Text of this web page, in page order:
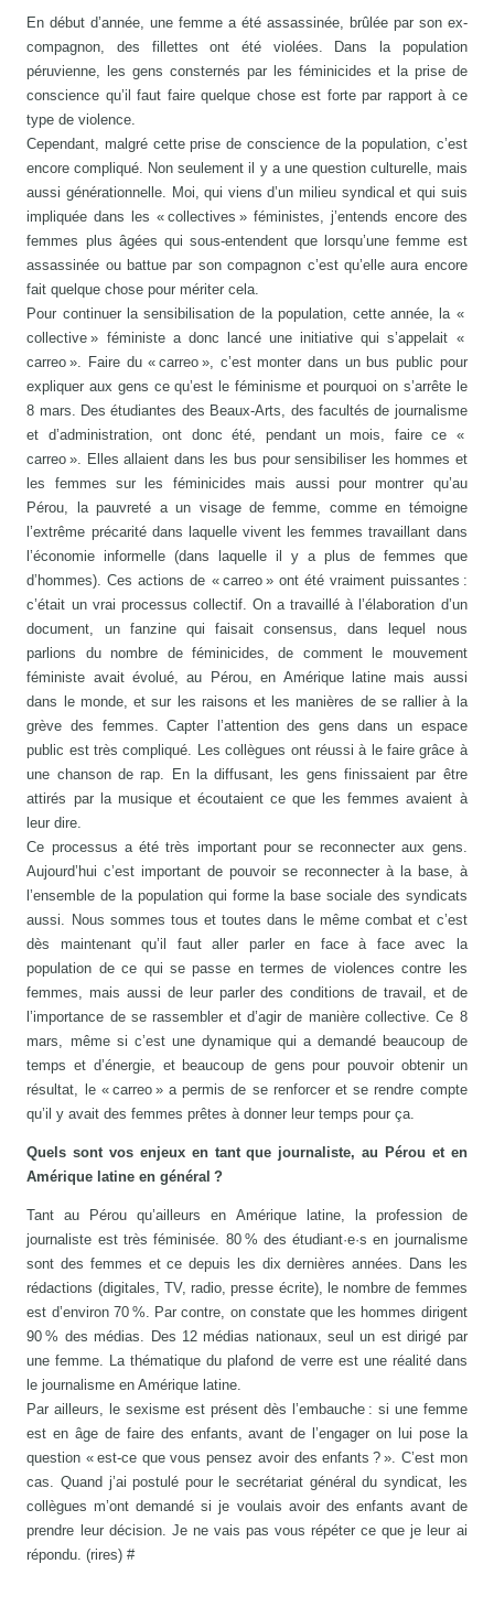
En début d’année, une femme a été assassinée, brûlée par son ex-
compagnon, des fillettes ont été violées. Dans la population
péruvienne, les gens consternés par les féminicides et la prise de
conscience qu’il faut faire quelque chose est forte par rapport à ce
type de violence.
Cependant, malgré cette prise de conscience de la population, c’est
encore compliqué. Non seulement il y a une question culturelle, mais
aussi générationnelle. Moi, qui viens d’un milieu syndical et qui suis
impliquée dans les « collectives » féministes, j’entends encore des
femmes plus âgées qui sous-entendent que lorsqu’une femme est
assassinée ou battue par son compagnon c’est qu’elle aura encore
fait quelque chose pour mériter cela.
Pour continuer la sensibilisation de la population, cette année, la «
collective » féministe a donc lancé une initiative qui s’appelait «
carreo ». Faire du « carreo », c’est monter dans un bus public pour
expliquer aux gens ce qu’est le féminisme et pourquoi on s’arrête le
8 mars. Des étudiantes des Beaux-Arts, des facultés de journalisme
et d’administration, ont donc été, pendant un mois, faire ce «
carreo ». Elles allaient dans les bus pour sensibiliser les hommes et
les femmes sur les féminicides mais aussi pour montrer qu’au
Pérou, la pauvreté a un visage de femme, comme en témoigne
l’extrême précarité dans laquelle vivent les femmes travaillant dans
l’économie informelle (dans laquelle il y a plus de femmes que
d’hommes). Ces actions de « carreo » ont été vraiment puissantes :
c’était un vrai processus collectif. On a travaillé à l’élaboration d’un
document, un fanzine qui faisait consensus, dans lequel nous
parlions du nombre de féminicides, de comment le mouvement
féministe avait évolué, au Pérou, en Amérique latine mais aussi
dans le monde, et sur les raisons et les manières de se rallier à la
grève des femmes. Capter l’attention des gens dans un espace
public est très compliqué. Les collègues ont réussi à le faire grâce à
une chanson de rap. En la diffusant, les gens finissaient par être
attirés par la musique et écoutaient ce que les femmes avaient à
leur dire.
Ce processus a été très important pour se reconnecter aux gens.
Aujourd’hui c’est important de pouvoir se reconnecter à la base, à
l’ensemble de la population qui forme la base sociale des syndicats
aussi. Nous sommes tous et toutes dans le même combat et c’est
dès maintenant qu’il faut aller parler en face à face avec la
population de ce qui se passe en termes de violences contre les
femmes, mais aussi de leur parler des conditions de travail, et de
l’importance de se rassembler et d’agir de manière collective. Ce 8
mars, même si c’est une dynamique qui a demandé beaucoup de
temps et d’énergie, et beaucoup de gens pour pouvoir obtenir un
résultat, le « carreo » a permis de se renforcer et se rendre compte
qu’il y avait des femmes prêtes à donner leur temps pour ça.
Quels sont vos enjeux en tant que journaliste, au Pérou et en
Amérique latine en général ?
Tant au Pérou qu’ailleurs en Amérique latine, la profession de
journaliste est très féminisée. 80 % des étudiant·e·s en journalisme
sont des femmes et ce depuis les dix dernières années. Dans les
rédactions (digitales, TV, radio, presse écrite), le nombre de femmes
est d’environ 70 %. Par contre, on constate que les hommes dirigent
90 % des médias. Des 12 médias nationaux, seul un est dirigé par
une femme. La thématique du plafond de verre est une réalité dans
le journalisme en Amérique latine.
Par ailleurs, le sexisme est présent dès l’embauche : si une femme
est en âge de faire des enfants, avant de l’engager on lui pose la
question « est-ce que vous pensez avoir des enfants ? ». C’est mon
cas. Quand j’ai postulé pour le secrétariat général du syndicat, les
collègues m’ont demandé si je voulais avoir des enfants avant de
prendre leur décision. Je ne vais pas vous répéter ce que je leur ai
répondu. (rires) #